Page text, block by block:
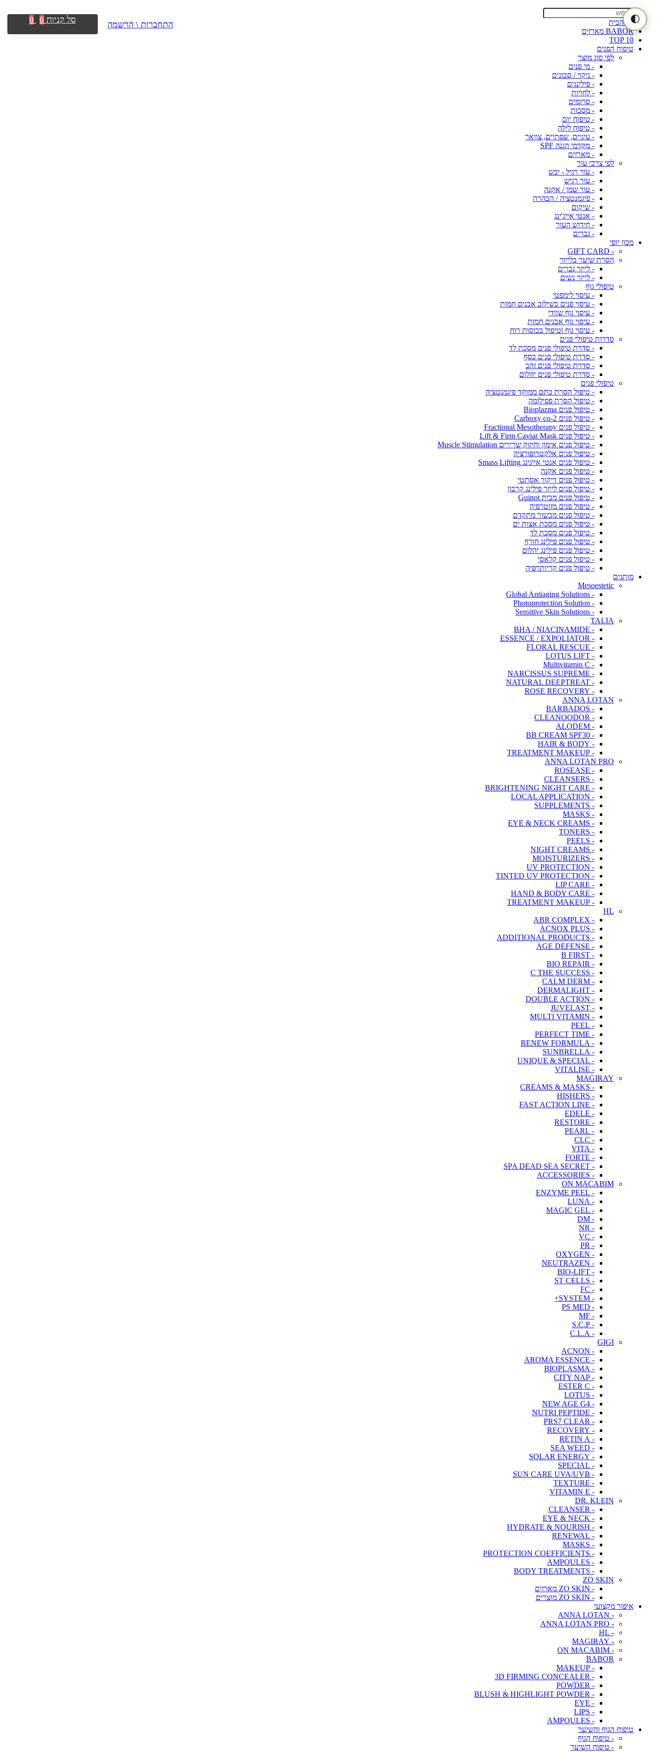
🌓דף הבית
BABOR מארזים
TOP 10
טיפוח הפנים
לפי סוג מוצר
- מי פנים
- ניקוי / סבונים
- פילינגים
- לחויות
- סרומים
- מסכות
- טיפוח יום
- טיפוח לילה
- עיניים, שפתיים, צוואר
- מקדמי הגנה SPF
- מארזים
לפי צרכי עור
- עור רגיל - יבש
- עור רגיש
- עור שמן / אקנה
- פיגמנטציה / הבהרה
- שיקום
- אנטי אייג'ינג
- חידוש העור
- גברים
מכון יופי
- GIFT CARD
הסרת שיער בלייזר
- לייזר גברים
- לייזר נשים
טיפולי גוף
- עיסוי לימפטי
- עיסוי פנים בשילוב אבנים חמות
- עיסוי גוף שוודי
- עיסוי גוף אבנים חמות
- עיסוי גוף וטיפול בכוסות רוח
סדרות טיפולי פנים
- סדרת טיפולי פנים מסכת לד
- סדרת טיפולי פנים כסף
- סדרת טיפולי פנים זהב
- סדרת טיפולי פנים יהלום
טיפולי פנים
- טיפול הסרת כתם ממוקד פיגמנטציה
- טיפול הסרת פפילומה
- טיפול פנים Bioplazma
- טיפול פנים Carboxy co-2
- טיפול פנים Fractional Mesotherapy
- טיפול פנים Lift & Firm Caviar Mask
- טיפול פנים אימון וחיזוק שרירים Muscle Stimulation
- טיפול פנים אלקטרופורציה
- טיפול פנים אנטי אייגינג Smass Lifting
- טיפול פנים אקנה
- טיפול פנים דיקור אסתטי
- טיפול פנים לייזר פילינג קרבון
- טיפול פנים מבית Guinot
- טיפול פנים מזוטרפיה
- טיפול פנים מכשור מתקדם
- טיפול פנים מסכת אצות ים
- טיפול פנים מסכת לד
- טיפול פנים פילינג חורף
- טיפול פנים פילינג יהלום
- טיפול פנים קלאסי
- טיפול פנים קריותרפיה
מותגים
Mesoestetic
- Global Antiaging Solutions
- Photoprotection Solution
- Sensitive Skin Solutions
TALIA
- BHA / NIACINAMIDE
- ESSENCE / EXPOLIATOR
- FLORAL RESCUE
- LOTUS LIFT
- Multivitamin C
- NARCISSUS SUPREME
- NATURAL DEEPTREAT
- ROSE RECOVERY
ANNA LOTAN
- BARBADOS
- CLEANOODOR
- ALODEM
- BB CREAM SPF30
- HAIR & BODY
- TREATMENT MAKEUP
ANNA LOTAN PRO
- ROSEASE
- CLEANSERS
- BRIGHTENING NIGHT CARE
- LOCAL APPLICATION
- SUPPLEMENTS
- MASKS
- EYE & NECK CREAMS
- TONERS
- PEELS
- NIGHT CREAMS
- MOISTURIZERS
- UV PROTECTION
- TINTED UV PROTECTION
- LIP CARE
- HAND & BODY CARE
- TREATMENT MAKEUP
HL
- ABR COMPLEX
- ACNOX PLUS
- ADDITIONAL PRODUCTS
- AGE DEFENSE
- B FIRST
- BIO REPAIR
- C THE SUCCESS
- CALM DERM
- DERMALIGHT
- DOUBLE ACTION
- JUVELAST
- MULTI VITAMIN
- PEEL
- PERFECT TIME
- RENEW FORMULA
- SUNBRELLA
- UNIQUE & SPECIAL
- VITALISE
MAGIRAY
- CREAMS & MASKS
- HISHERS
- FAST ACTION LINE
- EDELE
- RESTORE
- PEARL
- CLC
- VITA
- FORTE
- SPA DEAD SEA SECRET
- ACCESSORIES
ON MACABIM
- ENZYME PEEL
- LUNA
- MAGIC GEL
- DM
- NR
- VC
- PR
- OXYGEN
- NEUTRAZEN
- BIO-LIFT
- ST CELLS
- FC
- SYSTEM+
- PS MED
- MF
- S.C.P
- C.L.A
GIGI
- ACNON
- AROMA ESSENCE
- BIOPLASMA
- CITY NAP
- ESTER C
- LOTUS
- NEW AGE G4
- NUTRI PEPTIDE
- PRS7 CLEAR
- RECOVERY
- RETIN A
- SEA WEED
- SOLAR ENERGY
- SPECIAL
- SUN CARE UVA/UVB
- TEXTURE
- VITAMIN E
DR. KLEIN
- CLEANSER
- EYE & NECK
- HYDRATE & NOURISH
- RENEWAL
- MASKS
- PROTECTION COEFFICIENTS
- AMPOULES
- BODY TREATMENTS
ZO SKIN
- ZO SKIN מארזים
- ZO SKIN מוצרים
איפור מקצועי
- ANNA LOTAN
- ANNA LOTAN PRO
- HL
- MAGIRAY
- ON MACABIM
BABOR
- MAKEUP
- 3D FIRMING CONCEALER
- POWDER
- BLUSH & HIGHLIGHT POWDER
- EYE
- LIPS
- AMPOULES
טיפוח הגוף והשיער
- טיפוח הגוף
- טיפוח השיער
התחברות \ הרשמה סל קניות 0
0